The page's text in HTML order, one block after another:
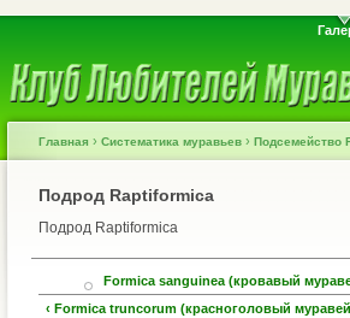
Главная › Систематика муравьев › Подсемейство
Подрод Raptiformica
Подрод Raptiformica
Formica sanguinea (кровавый
‹ Formica truncorum (красноголовый